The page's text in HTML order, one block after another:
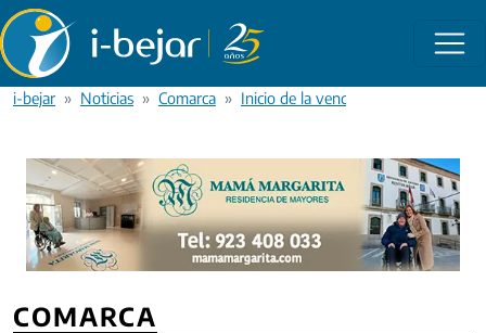
Pasar al contenido principal
i-bejar Noticias Comarca Inicio de la vendimia en la
COMARCA